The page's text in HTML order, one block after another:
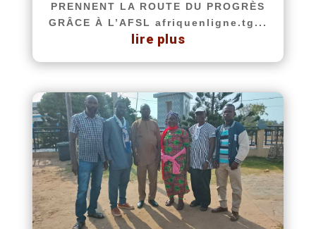
PRENNENT LA ROUTE DU PROGRÈS
GRÂCE À L’AFSL afriquenligne.tg...
lire plus